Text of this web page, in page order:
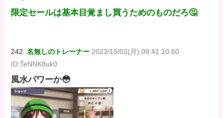
限定セールは基本目覚まし買うためのものだろ🤔
242:名無しのトレーナー 2023/10/02(月) 09:41:10.60
ID:TeNNK8uk0
風水パワーか😳